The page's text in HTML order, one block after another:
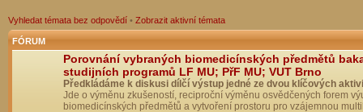
Vyhledat témata bez odpovědí • Zobrazit aktivní témata
FÓRUM
Porovnání vybraných biomedicínských předmětů
studijních programů LF MU; PřF MU; VUT Brno
Předkládáme k diskusi dílčí výstup jedné ze dvou klíčových
Jde o výměnu zkušeností, reciproční výměnu osvědčených forem
biomedicínských předmětů a vytvoření prostoru pro vzájemnou